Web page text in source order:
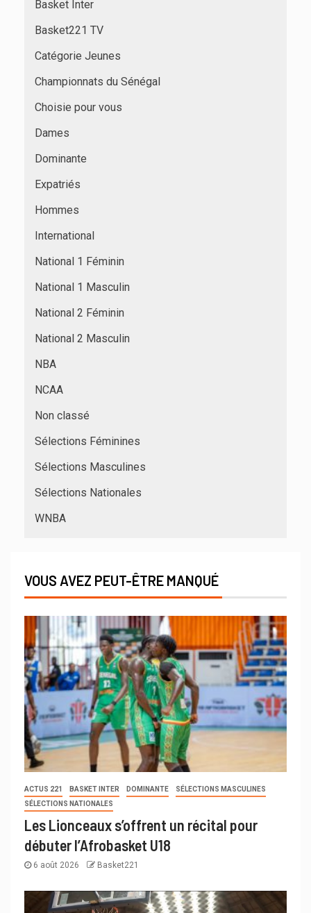
Basket Inter
Basket221 TV
Catégorie Jeunes
Championnats du Sénégal
Choisie pour vous
Dames
Dominante
Expatriés
Hommes
International
National 1 Féminin
National 1 Masculin
National 2 Féminin
National 2 Masculin
NBA
NCAA
Non classé
Sélections Féminines
Sélections Masculines
Sélections Nationales
WNBA
VOUS AVEZ PEUT-ÊTRE MANQUÉ
ACTUS 221 BASKET INTER DOMINANTE
SÉLECTIONS MASCULINES
SÉLECTIONS NATIONALES
Les Lionceaux s’offrent un récital pour
débuter l’Afrobasket U18
6 août 2026 Basket221